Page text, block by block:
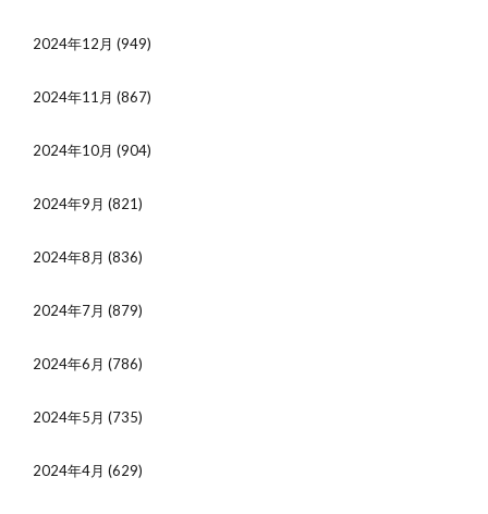
2024年12月 (949)
2024年11月 (867)
2024年10月 (904)
2024年9月 (821)
2024年8月 (836)
2024年7月 (879)
2024年6月 (786)
2024年5月 (735)
2024年4月 (629)